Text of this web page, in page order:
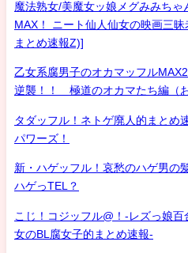
魔法熟女/美魔女ッ娘メグみみち
MAX！ ニート仙人仙女の映画三
まとめ速報Z)]
乙女系腐男子のオカマッフル
逆襲！！ 極道のオカマたち編（
タダッフル！ネトゲ廃人的まとめ
パワーズ！
新・ハゲッフル！哀愁のハゲ男の
ハゲっTEL？
こじ！コジッフル@！-レズっ娘
女のBL腐女子的まとめ速報-